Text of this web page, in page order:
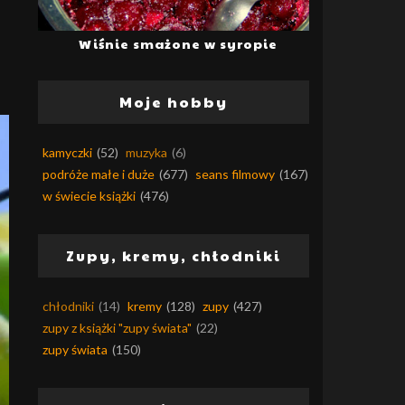
Wiśnie smażone w syropie
Moje hobby
kamyczki (52) muzyka (6)
podróże małe i duże (677) seans filmowy (167)
w świecie książki (476)
Zupy, kremy, chłodniki
chłodniki (14) kremy (128) zupy (427)
zupy z książki "zupy świata" (22)
zupy świata (150)